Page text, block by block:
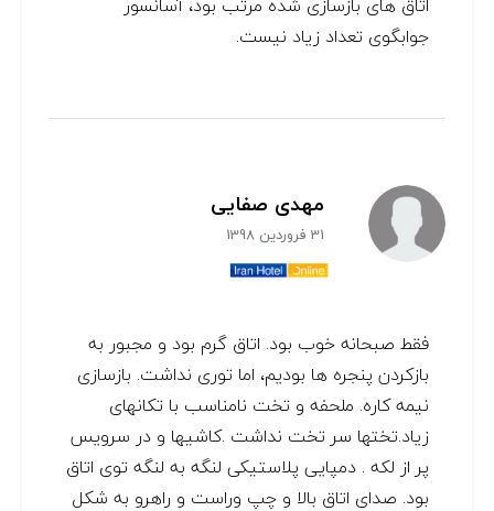
جوابگوی تعداد زیاد نیست.
مهدی صفایی
31 فروردین 1398
فقط صبحانه خوب بود. اتاق گرم بود و مجبور به
بازکردن پنجره ها بودیم، اما توری نداشت. بازسازی
نیمه کاره. ملحفه و تخت نامناسب با تکانهای
زیاد.تختها سر تخت نداشت .کاشیها و در سرویس
پر از لکه . دمپایی پلاستیکی لنگه به لنگه توی اتاق
بود. صدای اتاق بالا و چپ وراست و راهرو به شکل